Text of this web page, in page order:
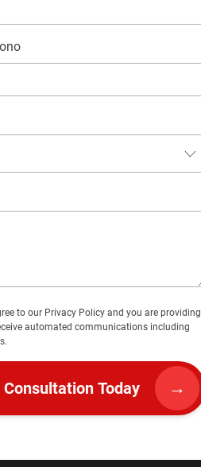
to our Privacy Policy and you are providing
automated communications including